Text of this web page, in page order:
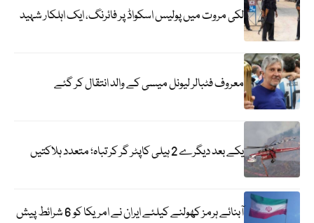
لکی مروت میں پولیس اسکواڈ پر فائرنگ، ایک اہلکار شہید
معروف فٹبالر لیونل میسی کے والد انتقال کر گئے
یکے بعد دیگرے 2 ہیلی کاپٹر گر کر تباہ؛ متعدد ہلاکتیں
آبنائے ہرمز کھولنے کیلئے ایران نے امریکا کو 6 شرائط پیش